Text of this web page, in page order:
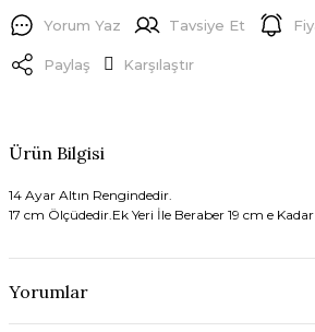
Yorum Yaz Tavsiye Et
Paylaş Karşılaştır
Ürün Bilgisi
14 Ayar Altın Rengindedir.
17 cm Ölçüdedir.Ek Yeri İle Beraber 19 cm e
Yorumlar